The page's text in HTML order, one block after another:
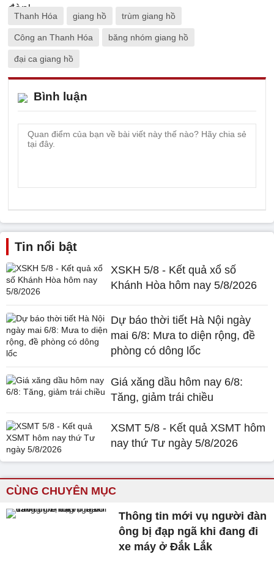
Thanh Hóa giang hồ trùm giang hồ
Công an Thanh Hóa băng nhóm giang hồ
đại ca giang hồ
Bình luận
Tin nổi bật
XSKH 5/8 - Kết quả xổ số
Khánh Hòa hôm nay 5/8/2026
Dự báo thời tiết Hà Nội ngày
mai 6/8: Mưa to diện rộng, đề
phòng có dông lốc
Giá xăng dầu hôm nay 6/8:
Tăng, giảm trái chiều
XSMT 5/8 - Kết quả XSMT hôm
nay thứ Tư ngày 5/8/2026
CÙNG CHUYÊN MỤC
Thông tin mới vụ người đàn
ông bị đạp ngã khi đang đi
xe máy ở Đắk Lắk